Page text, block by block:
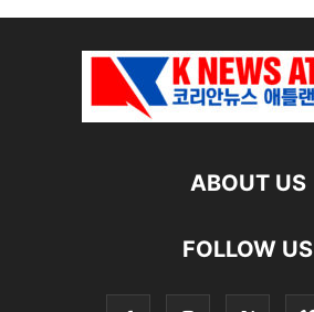
ABOUT US
FOLLOW US